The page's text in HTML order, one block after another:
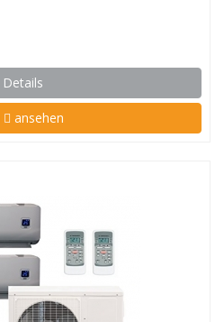
Details
ansehen